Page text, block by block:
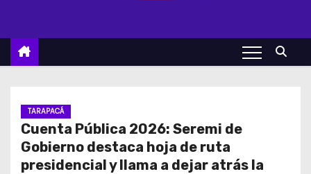
TARAPACÁ
Cuenta Pública 2026: Seremi de
Gobierno destaca hoja de ruta
presidencial y llama a dejar atrás la